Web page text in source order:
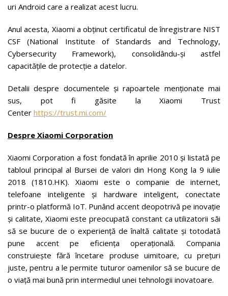
uri Android care a realizat acest lucru.
Anul acesta, Xiaomi a obținut certificatul de înregistrare NIST
CSF (National Institute of Standards and Technology,
Cybersecurity Framework), consolidându-și astfel
capacitățile de protecție a datelor.
Detalii despre documentele și rapoartele menționate mai
sus, pot fi găsite la Xiaomi Trust
Center https://trust.mi.com/
Despre Xiaomi Corporation
Xiaomi Corporation a fost fondată în aprilie 2010 și listată pe
tabloul principal al Bursei de valori din Hong Kong la 9 iulie
2018 (1810.HK). Xiaomi este o companie de internet,
telefoane inteligente și hardware inteligent, conectate
printr-o platformă IoT. Punând accent deopotrivă pe inovație
și calitate, Xiaomi este preocupată constant ca utilizatorii săi
să se bucure de o experiență de înaltă calitate și totodată
pune accent pe eficiența operațională. Compania
construiește fără încetare produse uimitoare, cu prețuri
juste, pentru a le permite tuturor oamenilor să se bucure de
o viață mai bună prin intermediul unei tehnologii inovatoare.